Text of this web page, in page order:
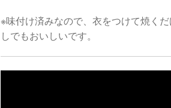
※味付け済みなので、衣をつけて焼く
しでもおいしいです。